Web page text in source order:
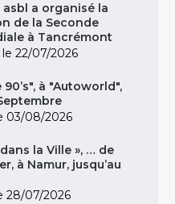
asbl a organisé la
de la Seconde
à Tancrémont
le 22/07/2026
à "Autoworld",
03/08/2026
la Ville », … de
à Namur, jusqu’au
28/07/2026